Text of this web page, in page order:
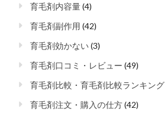
育毛剤内容量(4)
育毛剤副作用 (42)
育毛剤効かない(3)
育毛剤口コミ・レビュー (49)
育毛剤比較・育毛剤比較ランキング
育毛剤注文・購入の仕方(42)